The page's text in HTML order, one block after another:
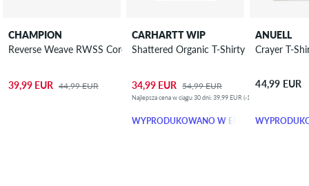
CHAMPION
Reverse Weave RWSS Core T-Shirty
39,99 EUR 44,99 EUR
CARHARTT WIP
Shattered Organic T-Shirty
34,99 EUR 54,99 EUR
Najlepsza cena w ciągu 30 dni: 39,99 EUR (-13%)
WYPRODUKOWANO W EUROPIE
ANUELL
Crayer T-
44,99 EUR